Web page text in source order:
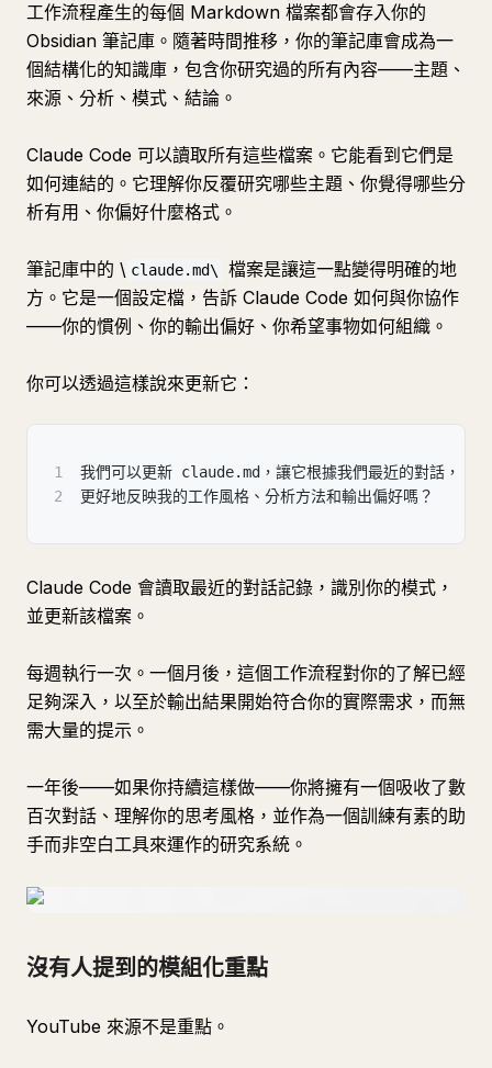
工作流程產生的每個 Markdown 檔案都會存入你的
Obsidian 筆記庫。隨著時間推移，你的筆記庫會成為一
個結構化的知識庫，包含你研究過的所有內容——主題、
來源、分析、模式、結論。
Claude Code 可以讀取所有這些檔案。它能看到它們是
如何連結的。它理解你反覆研究哪些主題、你覺得哪些分
析有用、你偏好什麼格式。
筆記庫中的 \ claude.md\
檔案是讓這一點變得明確的地
方。它是一個設定檔，告訴 Claude Code 如何與你協作
——你的慣例、你的輸出偏好、你希望事物如何組織。
你可以透過這樣說來更新它：
1
我們可以更新 claude.md，讓它根據我們最近的對話，
2
更好地反映我的工作風格、分析方法和輸出偏好嗎？
Claude Code 會讀取最近的對話記錄，識別你的模式，
並更新該檔案。
每週執行一次。一個月後，這個工作流程對你的了解已經
足夠深入，以至於輸出結果開始符合你的實際需求，而無
需大量的提示。
一年後——如果你持續這樣做——你將擁有一個吸收了數
百次對話、理解你的思考風格，並作為一個訓練有素的助
手而非空白工具來運作的研究系統。
沒有人提到的模組化重點
YouTube 來源不是重點。